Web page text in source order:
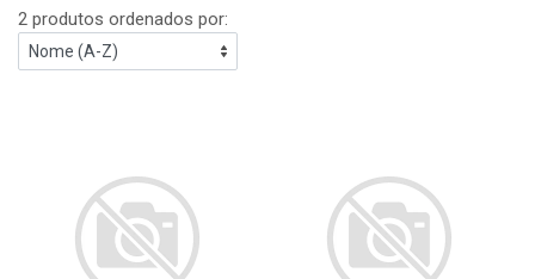
2 produtos ordenados por: